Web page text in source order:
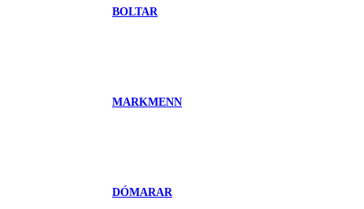
BOLTAR
MARKMENN
DÓMARAR